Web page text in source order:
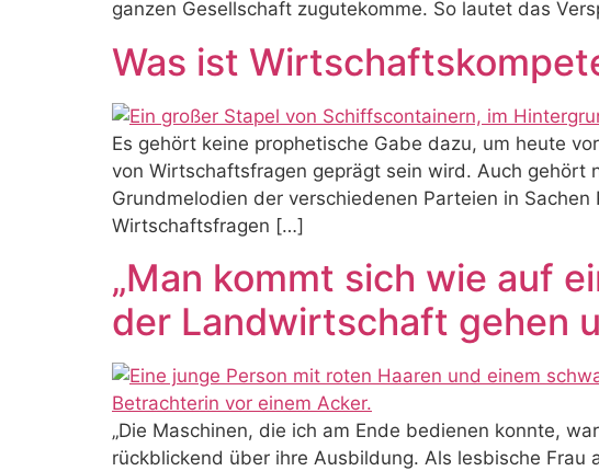
ganzen Gesellschaft zugutekomme. So lautet das
Was ist
Es gehört keine prophetische Gabe dazu, um heute
von Wirtschaftsfragen geprägt sein wird. Auch gehört
Grundmelodien der verschiedenen Parteien in
Wirtschaftsfragen […]
„Man kommt sich wie auf
der Landwirtschaft gehen
„Die Maschinen, die ich am Ende bedienen konnte,
rückblickend über ihre Ausbildung. Als lesbische